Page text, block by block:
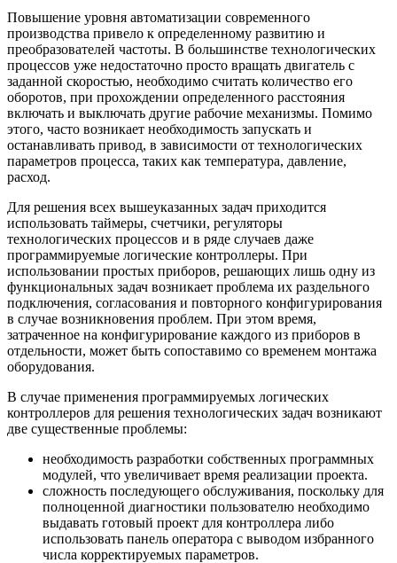
Повышение уровня автоматизации современного
производства привело к определенному развитию и
преобразователей частоты. В большинстве технологических
процессов уже недостаточно просто вращать двигатель с
заданной скоростью, необходимо считать количество его
оборотов, при прохождении определенного расстояния
включать и выключать другие рабочие механизмы. Помимо
этого, часто возникает необходимость запускать и
останавливать привод, в зависимости от технологических
параметров процесса, таких как температура, давление,
расход.
Для решения всех вышеуказанных задач приходится
использовать таймеры, счетчики, регуляторы
технологических процессов и в ряде случаев даже
программируемые логические контроллеры. При
использовании простых приборов, решающих лишь одну из
функциональных задач возникает проблема их раздельного
подключения, согласования и повторного конфигурирования
в случае возникновения проблем. При этом время,
затраченное на конфигурирование каждого из приборов в
отдельности, может быть сопоставимо со временем монтажа
оборудования.
В случае применения программируемых логических
контроллеров для решения технологических задач возникают
две существенные проблемы:
необходимость разработки собственных программных
модулей, что увеличивает время реализации проекта.
сложность последующего обслуживания, поскольку для
полноценной диагностики пользователю необходимо
выдавать готовый проект для контроллера либо
использовать панель оператора с выводом избранного
числа корректируемых параметров.